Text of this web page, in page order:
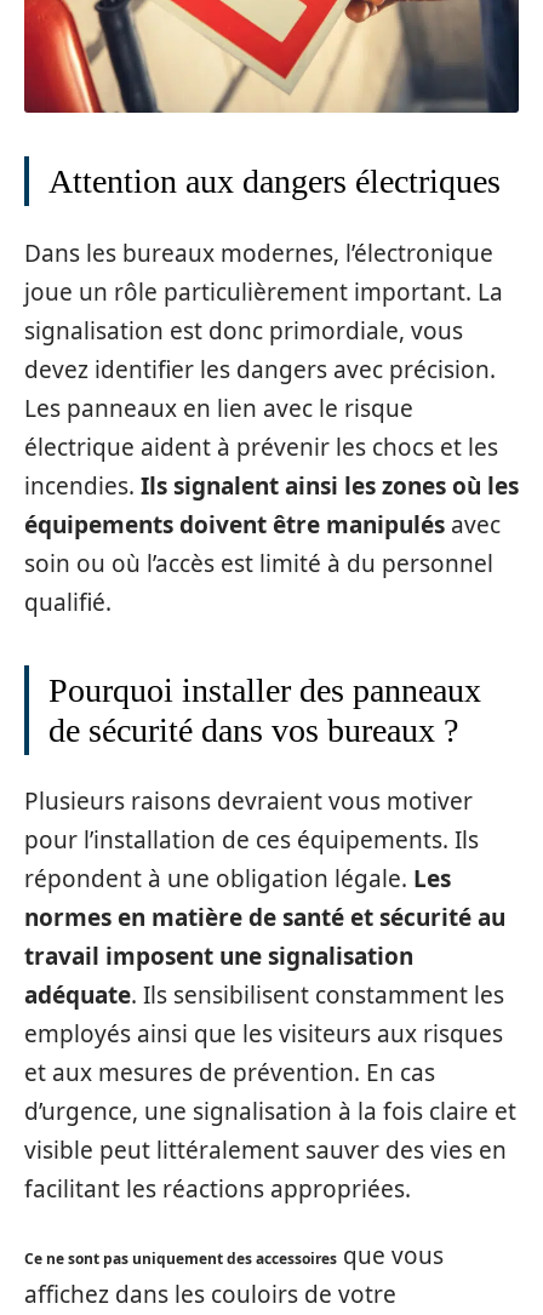
Attention aux dangers électriques
Dans les bureaux modernes, l’électronique
joue un rôle particulièrement important. La
signalisation est donc primordiale, vous
devez identifier les dangers avec précision.
Les panneaux en lien avec le risque
électrique aident à prévenir les chocs et les
incendies. Ils signalent ainsi les zones où les
équipements doivent être manipulés avec
soin ou où l’accès est limité à du personnel
qualifié.
Pourquoi installer des panneaux
de sécurité dans vos bureaux ?
Plusieurs raisons devraient vous motiver
pour l’installation de ces équipements. Ils
répondent à une obligation légale. Les
normes en matière de santé et sécurité au
travail imposent une signalisation
adéquate. Ils sensibilisent constamment les
employés ainsi que les visiteurs aux risques
et aux mesures de prévention. En cas
d’urgence, une signalisation à la fois claire et
visible peut littéralement sauver des vies en
facilitant les réactions appropriées.
Ce ne sont pas uniquement des accessoires que vous
affichez dans les couloirs de votre